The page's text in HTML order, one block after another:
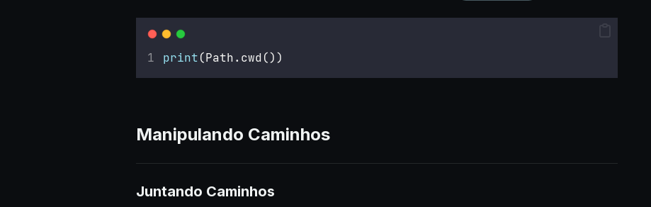
print(Path.cwd())
Manipulando Caminhos
Juntando Caminhos